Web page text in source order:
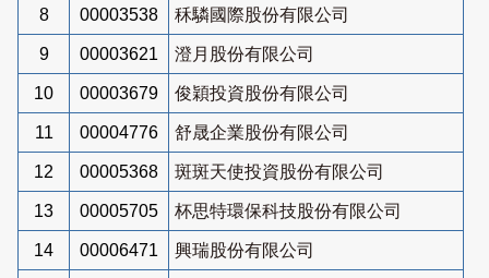
8 00003538 秝驎國際股份有限公司
9 00003621 澄月股份有限公司
10 00003679 俊穎投資股份有限公司
11 00004776 舒晟企業股份有限公司
12 00005368 斑斑天使投資股份有限公司
13 00005705 杯思特環保科技股份有限公司
14 00006471 興瑞股份有限公司